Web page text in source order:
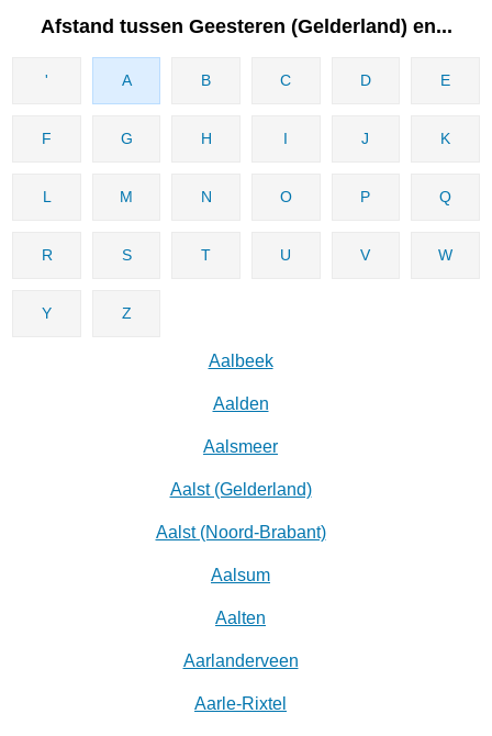
Afstand tussen Geesteren (Gelderland) en...
' A B C D E
F G H I J K
L M N O P Q
R S T U V W
Y Z
Aalbeek
Aalden
Aalsmeer
Aalst (Gelderland)
Aalst (Noord-Brabant)
Aalsum
Aalten
Aarlanderveen
Aarle-Rixtel